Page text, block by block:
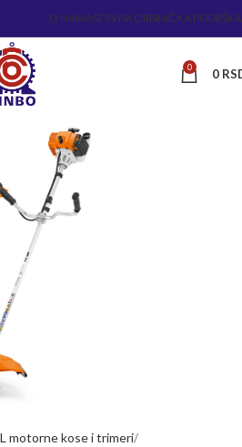
O NAMASERVISKORISNIČKA PODRŠKA
0 0
motorne kose i trimeri